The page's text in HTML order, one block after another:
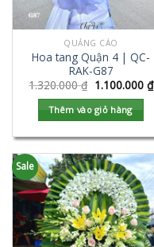
QUẢNG CÁO
Hoa tang Quận 4 | QC-
RAK-G87
1.320.000₫ 1.100.000 ₫
Thêm vào giỏ hàng
Sale